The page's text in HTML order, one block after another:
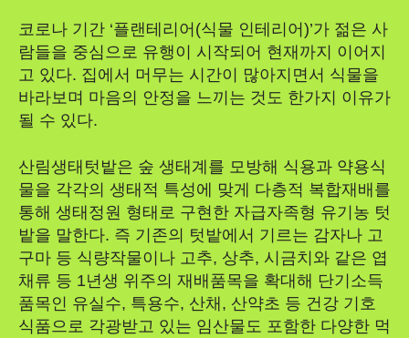
코로나 기간 ‘플랜테리어(식물 인테리어)’가 젊은 사
람들을 중심으로 유행이 시작되어 현재까지 이어지
고 있다. 집에서 머무는 시간이 많아지면서 식물을
바라보며 마음의 안정을 느끼는 것도 한가지 이유가
될 수 있다.
산림생태텃밭은 숲 생태계를 모방해 식용과 약용식
물을 각각의 생태적 특성에 맞게 다층적 복합재배를
통해 생태정원 형태로 구현한 자급자족형 유기농 텃
밭을 말한다. 즉 기존의 텃밭에서 기르는 감자나 고
구마 등 식량작물이나 고추, 상추, 시금치와 같은 엽
채류 등 1년생 위주의 재배품목을 확대해 단기소득
품목인 유실수, 특용수, 산채, 산약초 등 건강 기호
식품으로 각광받고 있는 임산물도 포함한 다양한 먹